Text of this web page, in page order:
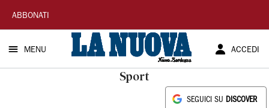
La
Nuova
Sardegna
ABBONATI
MENU ACCEDI
Sport
SEGUICI SU DISCOVER